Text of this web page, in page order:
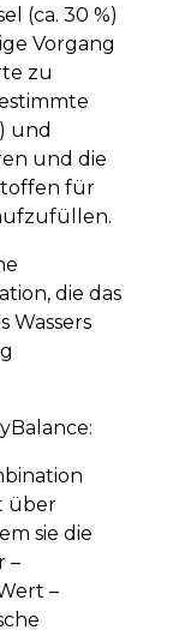
(ca. 30 %)
Vorgang
zu
und
und die
für
die das
Wassers
über
sie die
–
–